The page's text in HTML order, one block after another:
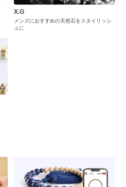
X.G
メンズにおすすめの天然石をスタイリッシ
ュに